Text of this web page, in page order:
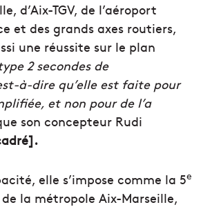
d’Aix-TGV, de l’aéroport
et des grands axes routiers,
une réussite sur le plan
2 secondes de
à-dire qu’elle est faite pour
et non pour de l’a
son concepteur Rudi
elle s’impose comme la 5e
la métropole Aix-Marseille,